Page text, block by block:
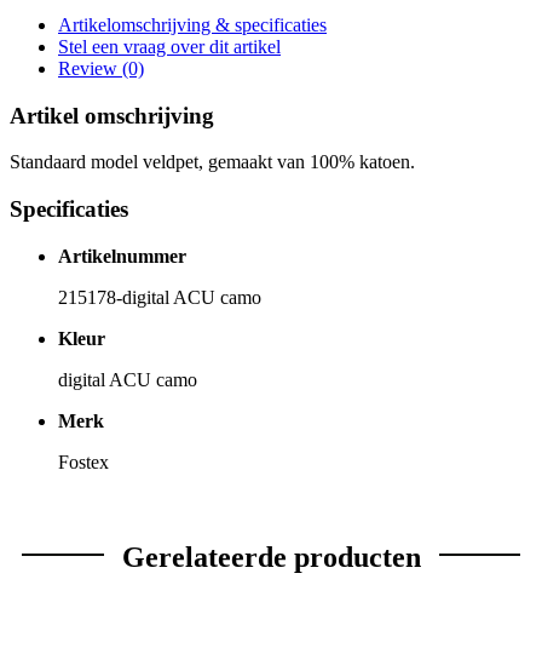
Artikelomschrijving & specificaties
Stel een vraag over dit artikel
Review (0)
Artikel omschrijving
Standaard model veldpet, gemaakt van 100% katoen.
Specificaties
Artikelnummer
215178-digital ACU camo
Kleur
digital ACU camo
Merk
Fostex
Gerelateerde producten